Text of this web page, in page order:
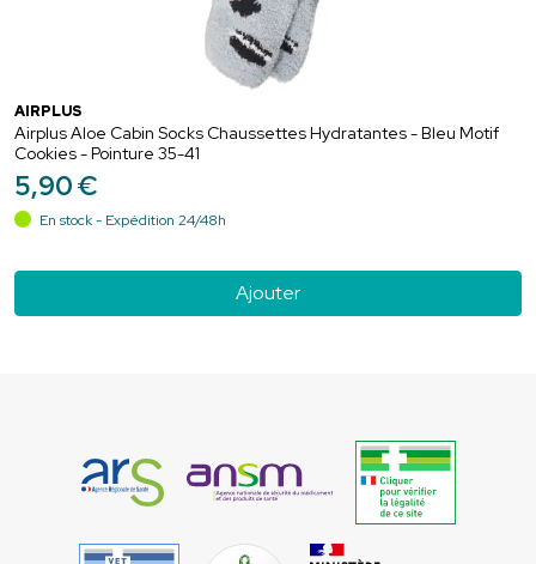
AIRPLUS
Airplus Aloe Cabin Socks Chaussettes Hydratantes - Bleu Motif
Cookies - Pointure 35-41
5,90€
En stock - Expédition 24/48h
Ajouter